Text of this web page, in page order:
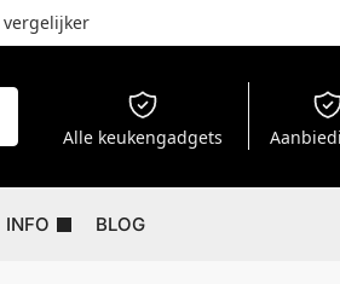
Alle keukengadgets
INFO BLOG